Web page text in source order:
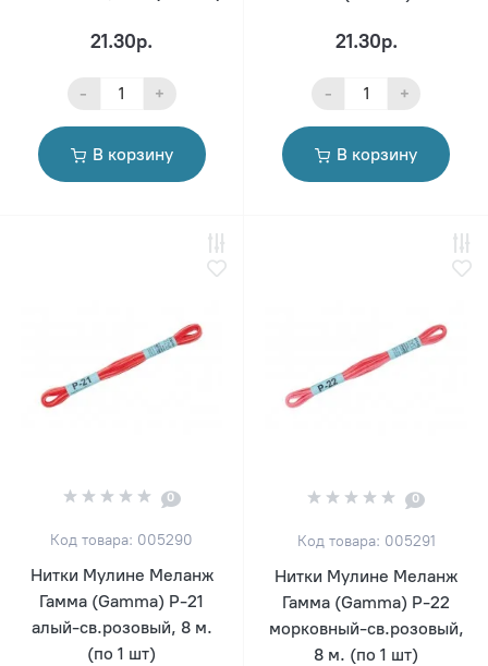
21.30р.
- +
В корзину
21.30р.
- +
В корзину
0
Код товара: 005290
Нитки Мулине Меланж
Гамма (Gamma) Р-21
алый-св.розовый, 8 м.
(по 1 шт)
0
Код товара: 005291
Нитки Мулине Меланж
Гамма (Gamma) Р-22
морковный-св.розовый,
8 м. (по 1 шт)